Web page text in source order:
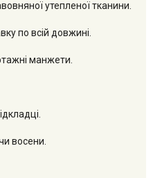
утепленої тканини.
по всій довжині.
манжети.
восени.